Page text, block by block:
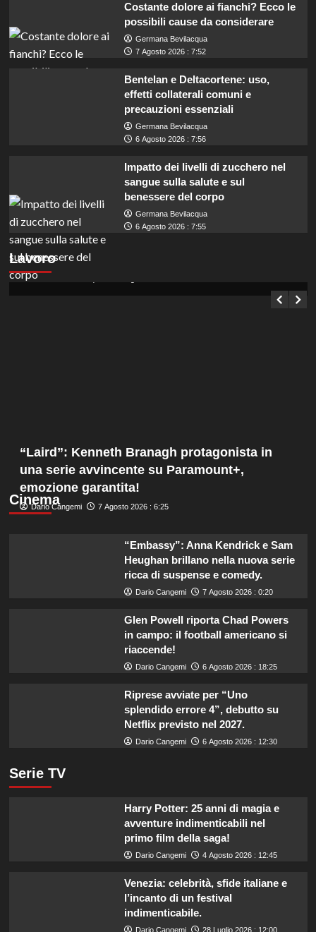
Costante dolore ai fianchi? Ecco le
possibili cause da considerare
Germana Bevilacqua
7 Agosto 2026 : 7:52
Bentelan e Deltacortene: uso,
effetti collaterali comuni e
precauzioni essenziali
Germana Bevilacqua
6 Agosto 2026 : 7:56
Impatto dei livelli di zucchero nel
sangue sulla salute e sul
benessere del corpo
Germana Bevilacqua
6 Agosto 2026 : 7:55
Lavoro
Concorso per assistenti amministrativi a
Enna: opportunità per diplomati in Sicilia.
Germana Bevilacqua
Cinema
“Laird”: Kenneth Branagh protagonista in
una serie avvincente su Paramount+,
emozione garantita!
Dario Cangemi 7 Agosto 2026 : 6:25
“Embassy”: Anna Kendrick e Sam
Heughan brillano nella nuova serie
ricca di suspense e comedy.
Dario Cangemi 7 Agosto 2026 : 0:20
Glen Powell riporta Chad Powers
in campo: il football americano si
riaccende!
Dario Cangemi 6 Agosto 2026 : 18:25
Riprese avviate per “Uno
splendido errore 4”, debutto su
Netflix previsto nel 2027.
Dario Cangemi 6 Agosto 2026 : 12:30
Serie TV
Harry Potter: 25 anni di magia e
avventure indimenticabili nel
primo film della saga!
Dario Cangemi 4 Agosto 2026 : 12:45
Venezia: celebrità, sfide italiane e
l’incanto di un festival
indimenticabile.
Dario Cangemi 28 Luglio 2026 : 12:00